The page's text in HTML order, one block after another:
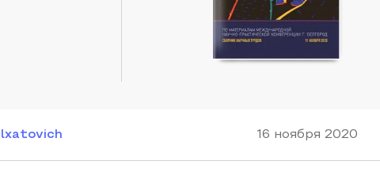
16 ноября 2020